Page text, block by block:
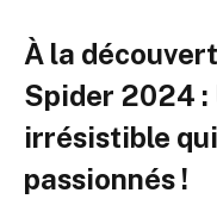
À la
Spider 2024 :
irrésistible
passionnés !